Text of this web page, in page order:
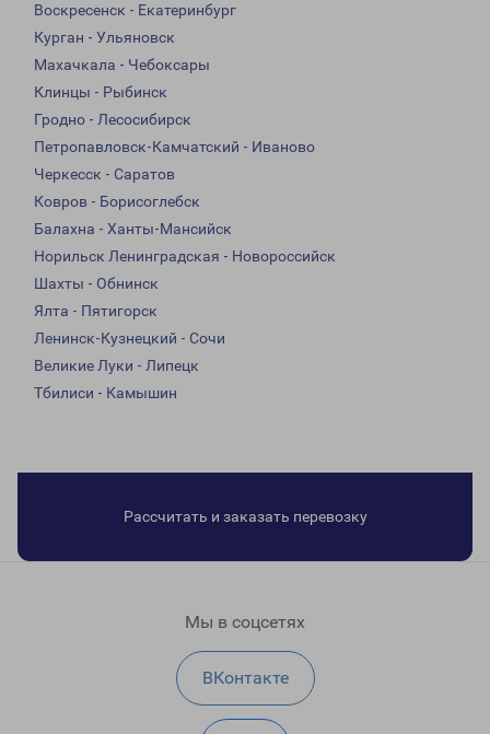
Воскресенск - Екатеринбург
Курган - Ульяновск
Махачкала - Чебоксары
Клинцы - Рыбинск
Гродно - Лесосибирск
Петропавловск-Камчатский - Иваново
Черкесск - Саратов
Ковров - Борисоглебск
Балахна - Ханты-Мансийск
Норильск Ленинградская - Новороссийск
Шахты - Обнинск
Ялта - Пятигорск
Ленинск-Кузнецкий - Сочи
Великие Луки - Липецк
Тбилиси - Камышин
Рассчитать и заказать перевозку
Мы в соцсетях
ВКонтакте